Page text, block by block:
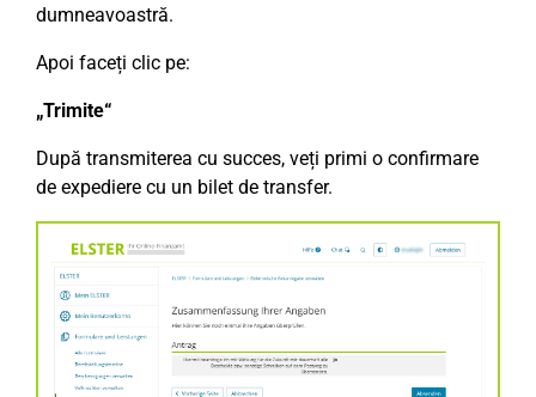
dumneavoastră.
Apoi faceți clic pe:
„Trimite“
După transmiterea cu succes, veți primi o confirmare
de expediere cu un bilet de transfer.